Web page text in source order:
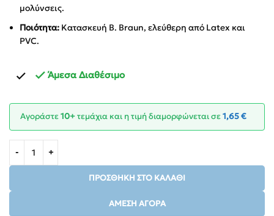
μολύνσεις.
Ποιότητα: Κατασκευή B. Braun, ελεύθερη από Latex και
PVC.
Άμεσα Διαθέσιμο
Αγοράστε10+τεμάχια και η τιμή διαμορφώνεται σε1,65€
ΠΡΟΣΘΉΚΗ ΣΤΟ ΚΑΛΆΘΙ
ΆΜΕΣΗ ΑΓΟΡΆ